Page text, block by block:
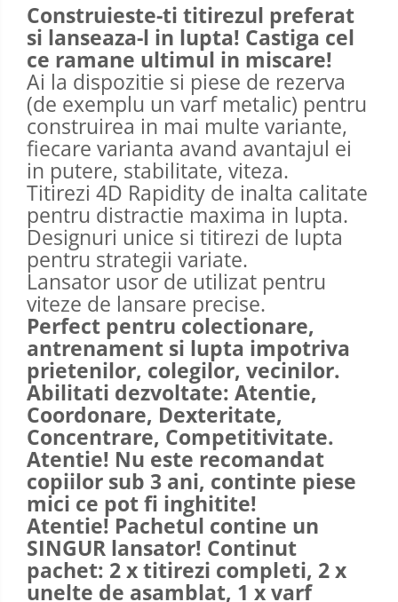
Construieste-ti titirezul preferat
si lanseaza-l in lupta! Castiga cel
ce ramane ultimul in miscare!
Ai la dispozitie si piese de rezerva
(de exemplu un varf metalic) pentru
construirea in mai multe variante,
fiecare varianta avand avantajul ei
in putere, stabilitate, viteza.
Titirezi 4D Rapidity de inalta calitate
pentru distractie maxima in lupta.
Designuri unice si titirezi de lupta
pentru strategii variate.
Lansator usor de utilizat pentru
viteze de lansare precise.
Perfect pentru colectionare,
antrenament si lupta impotriva
prietenilor, colegilor, vecinilor.
Abilitati dezvoltate: Atentie,
Coordonare, Dexteritate,
Concentrare, Competitivitate.
Atentie! Nu este recomandat
copiilor sub 3 ani, continte piese
mici ce pot fi inghitite!
Atentie! Pachetul contine un
SINGUR lansator! Continut
pachet: 2 x titirezi completi, 2 x
unelte de asamblat, 1 x varf